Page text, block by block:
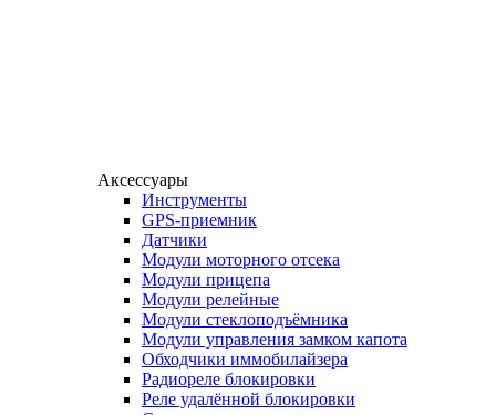
Аксессуары
Инструменты
GPS-приемник
Датчики
Модули моторного отсека
Модули прицепа
Модули релейные
Модули стеклоподъёмника
Модули управления замком капота
Обходчики иммобилайзера
Радиореле блокировки
Реле удалённой блокировки